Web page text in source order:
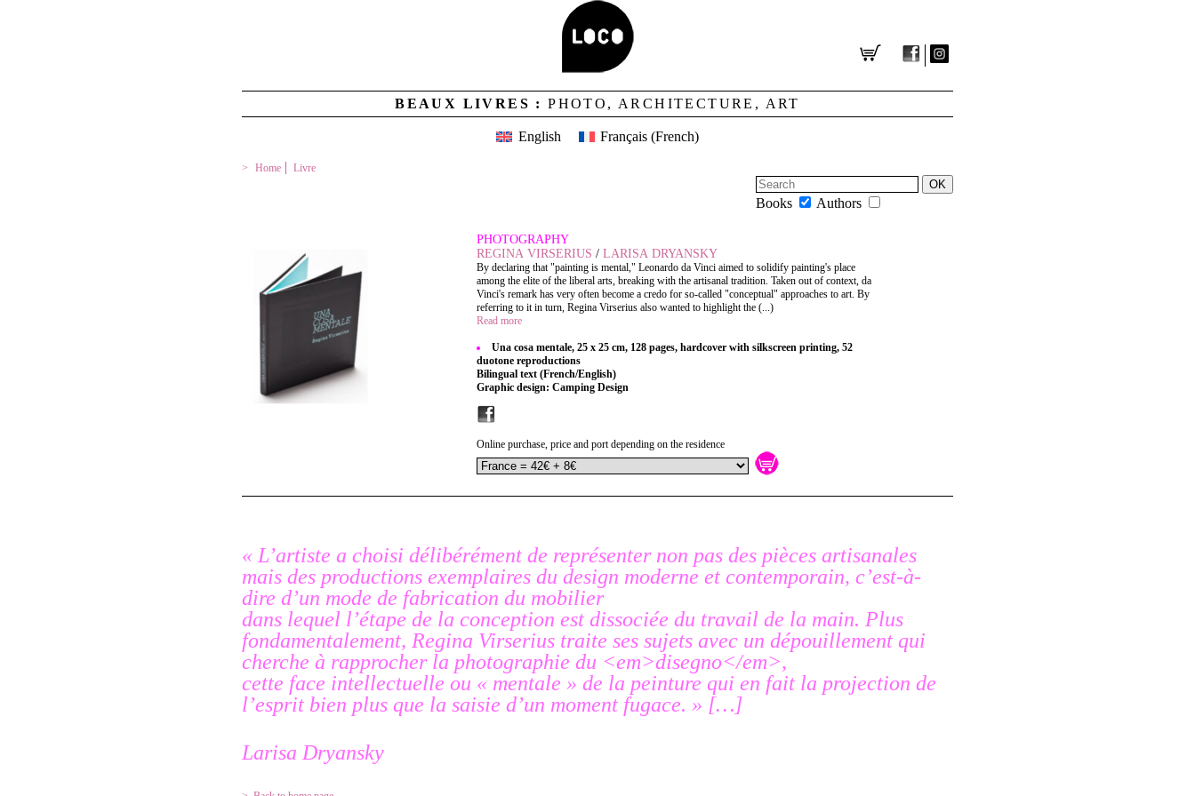
BEAUX LIVRES :PHOTO, ARCHITECTURE, ART
English Français(French)
Home Livre
Books Authors
PHOTOGRAPHY
REGINA VIRSERIUS / LARISA DRYANSKY
By declaring that "painting is mental," Leonardo da Vinci aimed to solidify painting's place
among the elite of the liberal arts, breaking with the artisanal tradition. Taken out of context, da
Vinci's remark has very often become a credo for so-called "conceptual" approaches to art. By
referring to it in turn, Regina Virserius also wanted to highlight the (...)
Read more
Una cosa mentale, 25 x 25 cm, 128 pages, hardcover with silkscreen printing, 52
duotone reproductions
Bilingual text (French/English)
Graphic design: Camping Design
Online purchase, price and port depending on the residence
« L’artiste a choisi délibérément de représenter non pas des pièces artisanales
mais des productions exemplaires du design moderne et contemporain, c’est-à-
dire d’un mode de fabrication du mobilier
dans lequel l’étape de la conception est dissociée du travail de la main. Plus
fondamentalement, Regina Virserius traite ses sujets avec un dépouillement qui
cherche à rapprocher la photographie du <em>disegno</em>,
cette face intellectuelle ou « mentale » de la peinture qui en fait la projection de
l’esprit bien plus que la saisie d’un moment fugace. » […]
Larisa Dryansky